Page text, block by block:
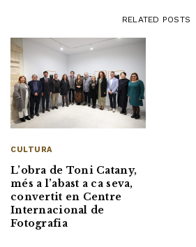
RELATED POSTS
CULTURA
L’obra de Toni Catany,
més a l’abast a ca seva,
convertit en Centre
Internacional de
Fotografia